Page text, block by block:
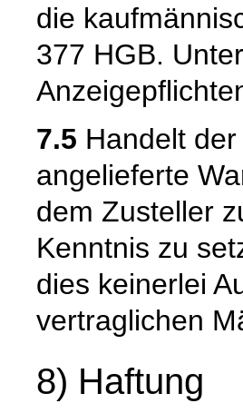
die
377 HGB.
7.5 Handelt
angelieferte
dem Zusteller
Kenntnis zu
dies keinerlei
vertraglichen
8) Haftung